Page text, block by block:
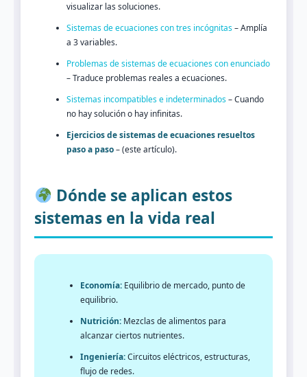
visualizar las soluciones.
Sistemas de ecuaciones con tres incógnitas– Amplía
a 3 variables.
Problemas de sistemas de ecuaciones con enunciado
– Traduce problemas reales a ecuaciones.
Sistemas incompatibles e indeterminados– Cuando
no hay solución o hay infinitas.
Ejercicios de sistemas de ecuaciones resueltos
paso a paso– (este artículo).
Dónde se aplican estos
sistemas en la vida real
Economía: Equilibrio de mercado, punto de
equilibrio.
Nutrición: Mezclas de alimentos para
alcanzar ciertos nutrientes.
Ingeniería:Circuitos eléctricos, estructuras,
flujo de redes.